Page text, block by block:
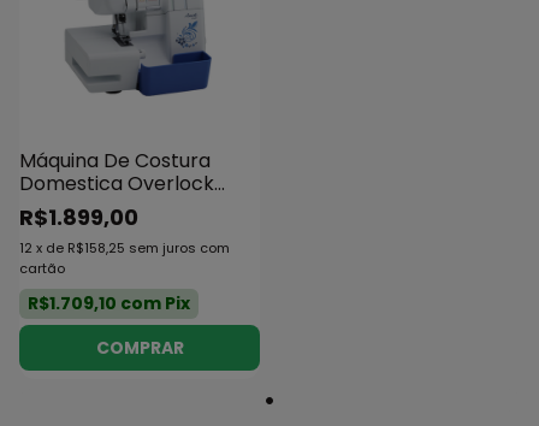
Máquina De Costura
Domestica Overlock
Brother 3534dt
R$1.899,00
12 x de R$158,25 sem juros com
cartão
R$1.709,10 com Pix
COMPRAR